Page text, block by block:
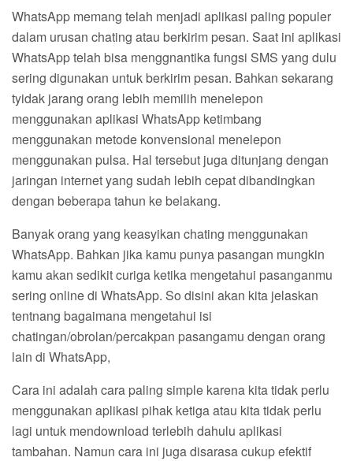
WhatsApp memang telah menjadi aplikasi paling populer
dalam urusan chating atau berkirim pesan. Saat ini aplikasi
WhatsApp telah bisa menggnantika fungsi SMS yang dulu
sering digunakan untuk berkirim pesan. Bahkan sekarang
tyidak jarang orang lebih memilih menelepon
menggunakan aplikasi WhatsApp ketimbang
menggunakan metode konvensional menelepon
menggunakan pulsa. Hal tersebut juga ditunjang dengan
jaringan internet yang sudah lebih cepat dibandingkan
dengan beberapa tahun ke belakang.
Banyak orang yang keasyikan chating menggunakan
WhatsApp. Bahkan jika kamu punya pasangan mungkin
kamu akan sedikit curiga ketika mengetahui pasanganmu
sering online di WhatsApp. So disini akan kita jelaskan
tentnang bagaimana mengetahui isi
chatingan/obrolan/percakpan pasangamu dengan orang
lain di WhatsApp,
Cara ini adalah cara paling simple karena kita tidak perlu
menggunakan aplikasi pihak ketiga atau kita tidak perlu
lagi untuk mendownload terlebih dahulu aplikasi
tambahan. Namun cara ini juga disarasa cukup efektif